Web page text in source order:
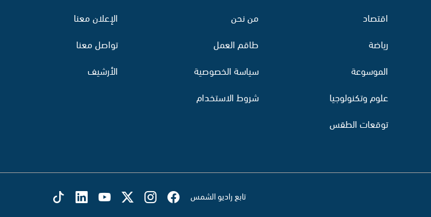
اقتصاد
رياضة
الموسوعة
علوم وتكنولوجيا
توقعات الطقس
من نحن
طاقم العمل
سياسة الخصوصية
شروط الاستخدام
الإعلان معنا
تواصل معنا
الأرشيف
تابع راديو الشمس